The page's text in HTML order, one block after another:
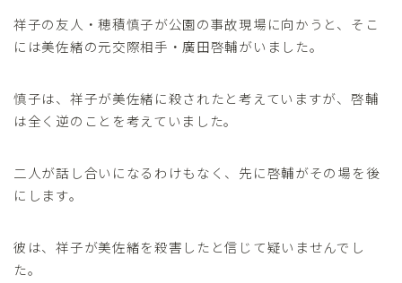
祥子の友人・穂積慎子が公園の事故現場に向かうと、そこ
には美佐緒の元交際相手・廣田啓輔がいました。
慎子は、祥子が美佐緒に殺されたと考えていますが、啓輔
は全く逆のことを考えていました。
二人が話し合いになるわけもなく、先に啓輔がその場を後
にします。
彼は、祥子が美佐緒を殺害したと信じて疑いませんでし
た。